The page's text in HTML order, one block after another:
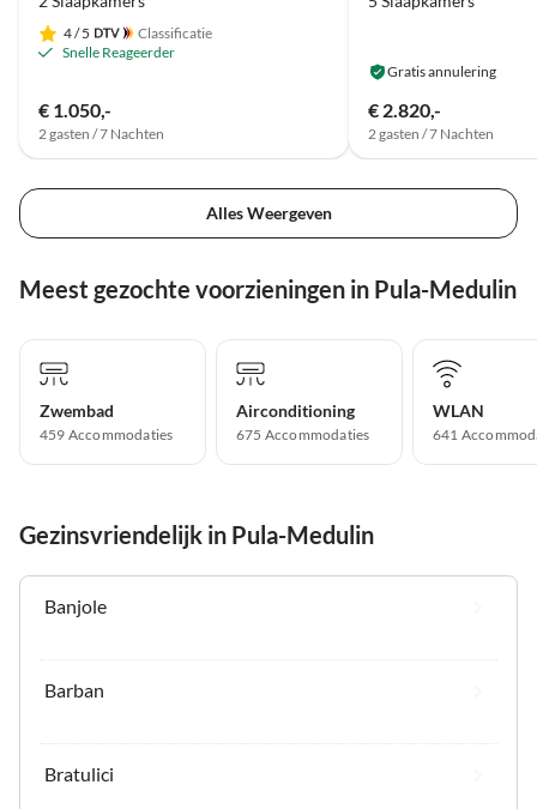
4/ 5
Classificatie
Snelle Reageerder
€ 1.050,-
2 gasten / 7 Nachten
Gratis annulering
€ 2.820,-
2 gasten / 7 Nachten
Alles Weergeven
Meest gezochte voorzieningen in Pula-Medulin
Zwembad
459 Accommodaties
Airconditioning
675 Accommodaties
WLAN
641
Gezinsvriendelijk in Pula-Medulin
Banjole
Barban
Bratulici